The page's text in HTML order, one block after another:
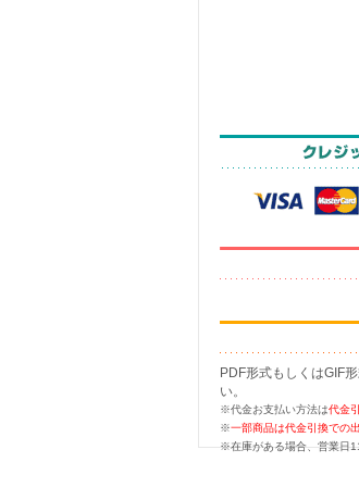
PDF形式もしくはGIF
い。
※代金お支払い方法は代金
※一部商品は代金引換での
※在庫がある場合、営業日